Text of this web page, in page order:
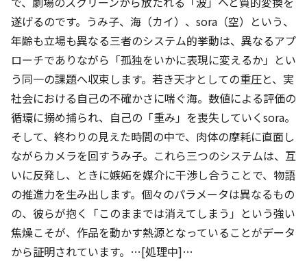
遂げるのです。うみ子、海（カイ）、sora（空）という、
年齢も立場も異なる三者のシステム的挙動は、異なるアプ
ローチでありながら「孤独をいかに表現に変えるか」とい
う同一の課題へ収束します。若き天才としての重圧と、実
社会における自己の不確かさに喘ぐ海。数値による評価の
循環に搦め捕られ、自己の「重み」を喪失していくsora。
そして、終わりの見えた時間の中で、肉体の摩耗に直面し
ながらカメラを回すうみ子。これら三つのシステムは、互
いに反発し、ときに嫉妬を媒介に干渉し合うことで、物語
の推進力を生み出します。個々のパラメータは異なるもの
の、彼らが抱く「このままでは消えてしまう」という強い
焦燥こそが、作品を動かす熱源となっていることがデータ
から証明されています。…[処理中]…